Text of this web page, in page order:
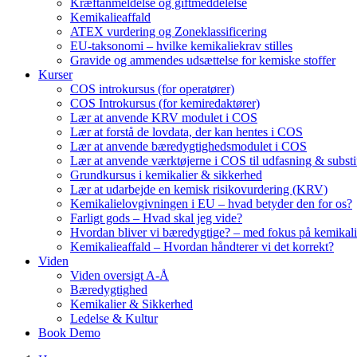
Kræftanmeldelse og giftmeddelelse
Kemikalieaffald
ATEX vurdering og Zoneklassificering
EU-taksonomi – hvilke kemikaliekrav stilles
Gravide og ammendes udsættelse for kemiske stoffer
Kurser
COS introkursus (for operatører)
COS Introkursus (for kemiredaktører)
Lær at anvende KRV modulet i COS
Lær at forstå de lovdata, der kan hentes i COS
Lær at anvende bæredygtighedsmodulet i COS
Lær at anvende værktøjerne i COS til udfasning &
Grundkursus i kemikalier & sikkerhed
Lær at udarbejde en kemisk risikovurdering (KRV)
Kemikalielovgivningen i EU – hvad betyder den for os?
Farligt gods – Hvad skal jeg vide?
Hvordan bliver vi bæredygtige? – med fokus på
Kemikalieaffald – Hvordan håndterer vi det korrekt?
Viden
Viden oversigt A-Å
Bæredygtighed
Kemikalier & Sikkerhed
Ledelse & Kultur
Book Demo